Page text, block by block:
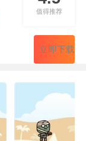
值得推荐
立即下载